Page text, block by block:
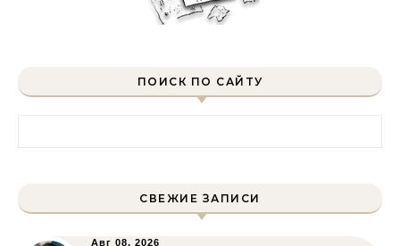
ПОИСК ПО САЙТУ
СВЕЖИЕ ЗАПИСИ
Авг 08, 2026